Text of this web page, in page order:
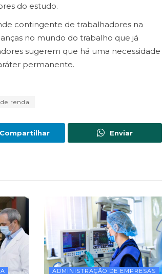
do estudo.
contingente de trabalhadores na
no mundo do trabalho que já
sugerem que há uma necessidade
permanente.
renda
Compartilhar Enviar
ADMINISTRAÇÃO DE EMPRESAS